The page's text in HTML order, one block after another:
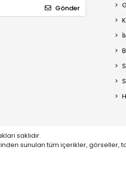
Gönder
saklıdır.
sunulan tüm içerikler, görseller,